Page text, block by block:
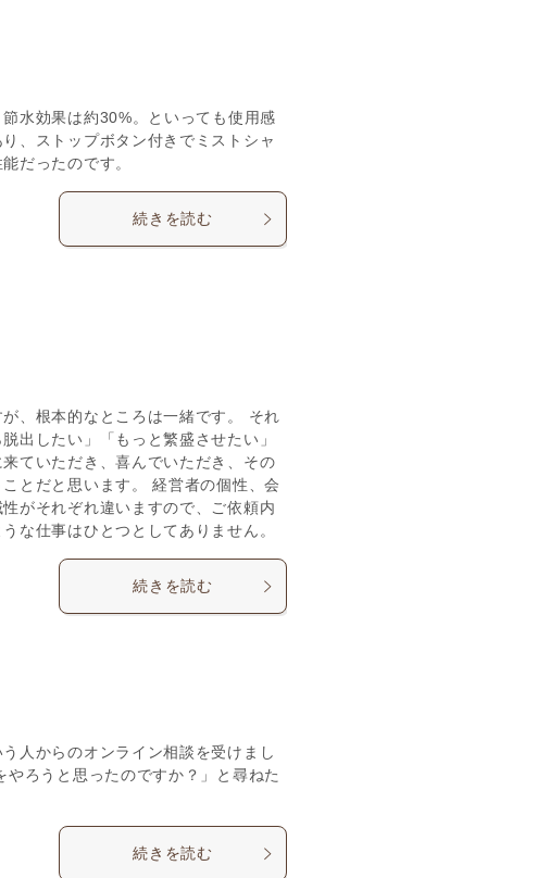
水効果は約30%。といっても使用感
、ストップボタン付きでミストシャ
だったのです。
続きを読む
、根本的なところは一緒です。 それ
出したい」「もっと繁盛させたい」
ていただき、喜んでいただき、その
とだと思います。 経営者の個性、会
がそれぞれ違いますので、ご依頼内
な仕事はひとつとしてありません。
続きを読む
人からのオンライン相談を受けまし
ろうと思ったのですか？」と尋ねた
続きを読む